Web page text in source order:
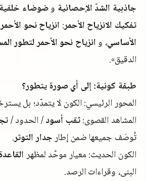
جاذبية الشدّ الإحصائية وضوضاء
تفكيك الانزياح الأحمر: انزياح نحو
الأساسي، وانزياح نحو الأحمر لتطور
الدقيق».
طبقة كونية: إلى أي صورة يتطور؟
المحور الرئيسي: الكون لا يتمدّد؛ بل
المشاهد القصوى:ثقب أسود/ الحدود /
تُوصَف جميعها ضمن إطارجدار التوتر.
الكون الحديث: معيار موحّد لمظهر
البنى، وقراءات الرصد.